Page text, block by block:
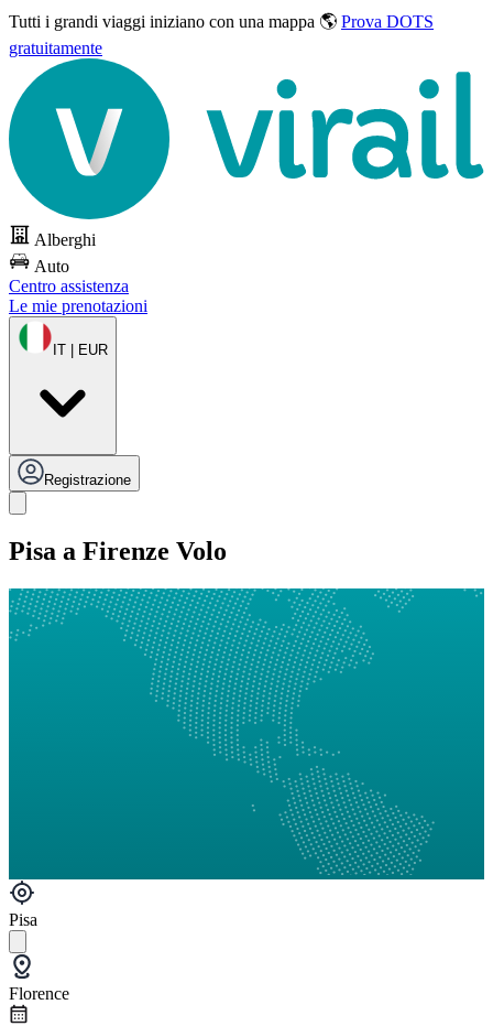
Tutti i grandi viaggi iniziano con una mappa 🌎 Prova DOTS
gratuitamente
Alberghi
Auto
Centro assistenza
Le mie prenotazioni
IT | EUR
Registrazione
Pisa a Firenze Volo
Pisa
Florence